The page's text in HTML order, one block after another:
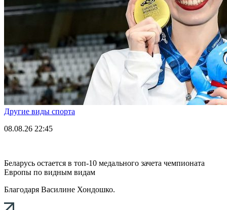
Другие виды спорта
08.08.26 22:45
Беларусь остается в топ-10 медального зачета чемпионата
Европы по видным видам
Благодаря Василине Хондошко.